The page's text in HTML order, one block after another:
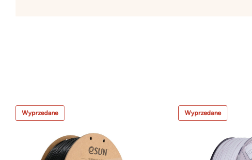
Wyprzedane Wyprzedane